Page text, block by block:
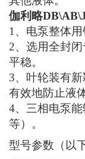
伽利略
1、电泵整体用
2、选用全封
平稳。
3、叶轮装有
有效地防止液
4、三相电泵
等）。
型号参数（以